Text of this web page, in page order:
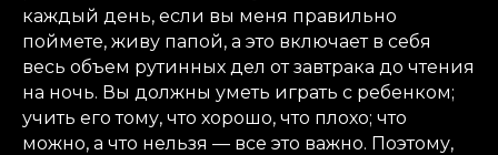
каждый день, если вы меня правильно
поймете, живу папой, а это включает в себя
весь объем рутинных дел от завтрака до чтения
на ночь. Вы должны уметь играть с ребенком;
учить его тому, что хорошо, что плохо; что
можно, а что нельзя — все это важно. Поэтому,